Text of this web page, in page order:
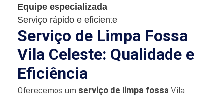
Equipe especializada
Serviço rápido e eficiente
Serviço de Limpa Fossa
Vila Celeste: Qualidade e
Eficiência
Oferecemos um serviço de limpa fossa Vila